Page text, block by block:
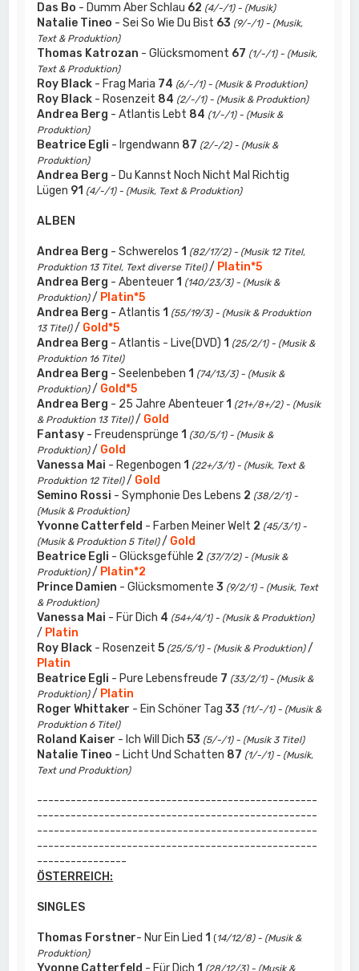
Das Bo - Dumm Aber Schlau 62 (4/-/1) - (Musik)
Natalie Tineo - Sei So Wie Du Bist 63 (9/-/1) - (Musik,
Text & Produktion)
Thomas Katrozan - Glücksmoment 67 (1/-/1) - (Musik,
Text & Produktion)
Roy Black - Frag Maria 74 (6/-/1) - (Musik & Produktion)
Roy Black - Rosenzeit 84 (2/-/1) - (Musik & Produktion)
Andrea Berg - Atlantis Lebt 84 (1/-/1) - (Musik &
Produktion)
Beatrice Egli - Irgendwann 87 (2/-/2) - (Musik &
Produktion)
Andrea Berg - Du Kannst Noch Nicht Mal Richtig
Lügen 91 (4/-/1) - (Musik, Text & Produktion)
ALBEN
Andrea Berg - Schwerelos 1 (82/17/2) - (Musik 12 Titel,
Produktion 13 Titel, Text diverse Titel)/ Platin*5
Andrea Berg - Abenteuer 1 (140/23/3) - (Musik &
Produktion)/ Platin*5
Andrea Berg - Atlantis 1 (55/19/3) - (Musik & Produktion
13 Titel)/ Gold*5
Andrea Berg - Atlantis - Live(DVD) 1 (25/2/1) - (Musik &
Produktion 16 Titel)
Andrea Berg - Seelenbeben 1 (74/13/3) - (Musik &
Produktion)/ Gold*5
Andrea Berg - 25 Jahre Abenteuer 1 (21+/8+/2) - (Musik
& Produktion 13 Titel)/ Gold
Fantasy - Freudensprünge 1 (30/5/1) - (Musik &
Produktion)/ Gold
Vanessa Mai - Regenbogen 1 (22+/3/1) - (Musik, Text &
Produktion 12 Titel)/ Gold
Semino Rossi - Symphonie Des Lebens 2 (38/2/1) -
(Musik & Produktion)
Yvonne Catterfeld - Farben Meiner Welt 2 (45/3/1) -
(Musik & Produktion 5 Titel)/ Gold
Beatrice Egli - Glücksgefühle 2 (37/7/2) - (Musik &
Produktion)/ Platin*2
Prince Damien - Glücksmomente3 (9/2/1) - (Musik, Text
& Produktion)
Vanessa Mai - Für Dich 4 (54+/4/1) - (Musik & Produktion)
/ Platin
Roy Black - Rosenzeit5 (25/5/1) - (Musik & Produktion)/
Platin
Beatrice Egli - Pure Lebensfreude 7 (33/2/1) - (Musik &
Produktion)/ Platin
Roger Whittaker - Ein Schöner Tag33 (11/-/1) - (Musik &
Produktion 6 Titel)
Roland Kaiser - Ich Will Dich53 (5/-/1) - (Musik 3 Titel)
Natalie Tineo - Licht Und Schatten 87 (1/-/1) - (Musik,
Text und Produktion)
--------------------------------------------------
--------------------------------------------------
--------------------------------------------------
--------------------------------------------------
----------------
ÖSTERREICH:
SINGLES
Thomas Forstner- Nur Ein Lied 1 (14/12/8) - (Musik &
Produktion)